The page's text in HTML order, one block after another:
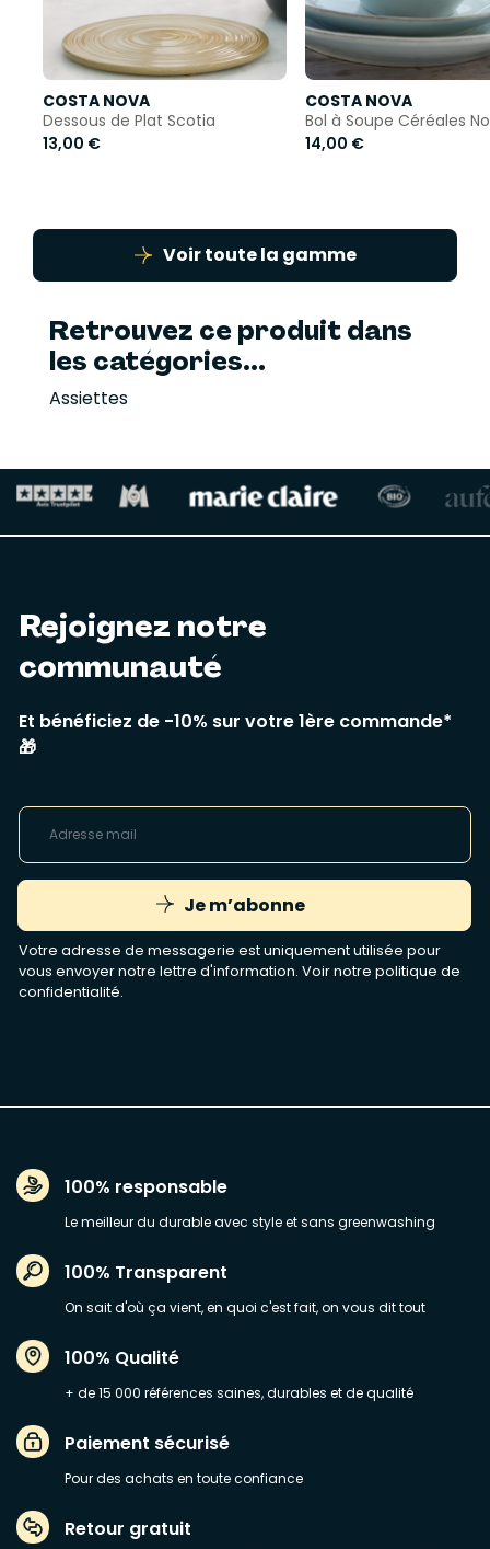
COSTA NOVA
Dessous de Plat Scotia
13,00 €
COSTA NOVA
Bol à Soupe Céréales
14,00 €
Voir toute la gamme
Retrouvez ce produit dans
les catégories...
Assiettes
Rejoignez notre
communauté
Et bénéficiez de -10% sur votre 1ère commande*
🎁
Je m’abonne
Votre adresse de messagerie est uniquement utilisée pour
vous envoyer notre lettre d'information. Voir notre politique de
confidentialité.
100% responsable
Le meilleur du durable avec style et sans greenwashing
100% Transparent
On sait d'où ça vient, en quoi c'est fait, on vous dit tout
100% Qualité
+ de 15 000 références saines, durables et de qualité
Paiement sécurisé
Pour des achats en toute confiance
Retour gratuit